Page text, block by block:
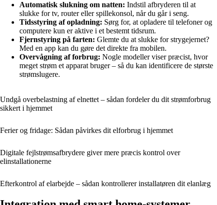
Automatisk slukning om natten: Indstil afbryderen til at
slukke for tv, router eller spillekonsol, når du går i seng.
Tidsstyring af opladning: Sørg for, at opladere til telefoner og
computere kun er aktive i et bestemt tidsrum.
Fjernstyring på farten: Glemte du at slukke for strygejernet?
Med en app kan du gøre det direkte fra mobilen.
Overvågning af forbrug: Nogle modeller viser præcist, hvor
meget strøm et apparat bruger – så du kan identificere de største
strømslugere.
Undgå overbelastning af elnettet – sådan fordeler du dit strømforbrug
sikkert i hjemmet
Ferier og fridage: Sådan påvirkes dit elforbrug i hjemmet
Digitale fejlstrømsafbrydere giver mere præcis kontrol over
elinstallationerne
Efterkontrol af elarbejde – sådan kontrollerer installatøren dit elanlæg